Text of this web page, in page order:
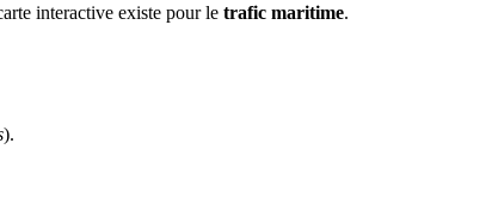
interactive existe pour le trafic maritime.
).